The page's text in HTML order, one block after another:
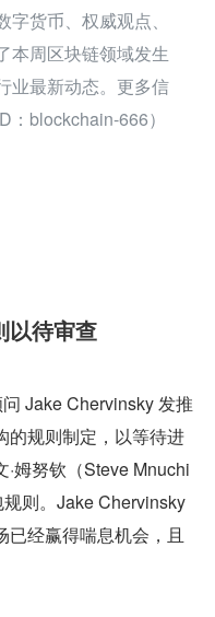
货币、权威观点、
本周区块链领域发生
业最新动态。更多信
blockchain-666）
以待审查
Jake Chervinsky 发推
的规则制定，以等待进
姆努钦（Steve Mnuchi
则。Jake Chervinsky
经赢得喘息机会，且